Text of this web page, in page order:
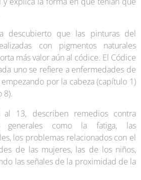
descubierto que las pinturas del
con pigmentos naturales
más valor aún al códice. El Códice
uno se refiere a enfermedades de
por la cabeza (capítulo 1)
8).
13, describen remedios contra
generales como la fatiga, las
los problemas relacionados con el
de las mujeres, las de los niños,
las señales de la proximidad de la